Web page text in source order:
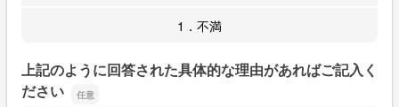
1．不満
上記のように回答された具体的な理由があればご記入く
ださい